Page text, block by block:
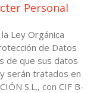
Personal
Ley Orgánica
de Datos
de que sus datos
serán tratados en
S.L., con CIF B-